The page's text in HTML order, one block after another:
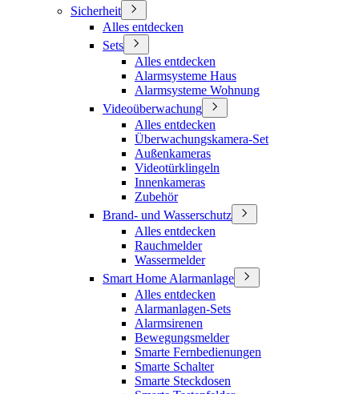
Sicherheit
Alles entdecken
Sets
Alles entdecken
Alarmsysteme Haus
Alarmsysteme Wohnung
Videoüberwachung
Alles entdecken
Überwachungskamera-Set
Außenkameras
Videotürklingeln
Innenkameras
Zubehör
Brand- und Wasserschutz
Alles entdecken
Rauchmelder
Wassermelder
Smart Home Alarmanlage
Alles entdecken
Alarmanlagen-Sets
Alarmsirenen
Bewegungsmelder
Smarte Fernbedienungen
Smarte Schalter
Smarte Steckdosen